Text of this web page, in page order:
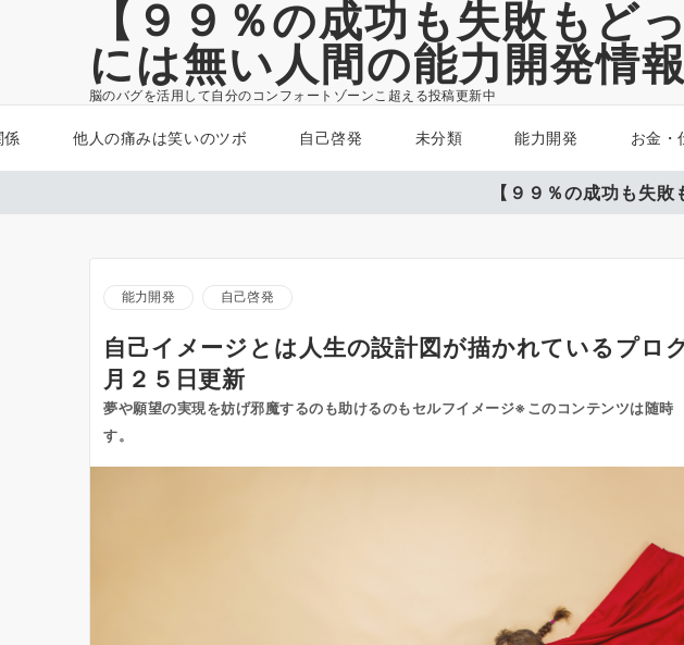
【９９％の成功も失敗もど
には無い人間の能力開発情
脳のバグを活用して自分のコンフォートゾーンこ超える投稿更新中
係 他人の痛みは笑いのツボ 自己啓発 未分類 能力開発 お金・
【９９％の成功も失
能力開発 自己啓発
自己イメージとは人生の設計図が描かれているプロ
月２５日更新
夢や願望の実現を妨げ邪魔するのも助けるのもセルフイメージ※このコンテンツは随
す。